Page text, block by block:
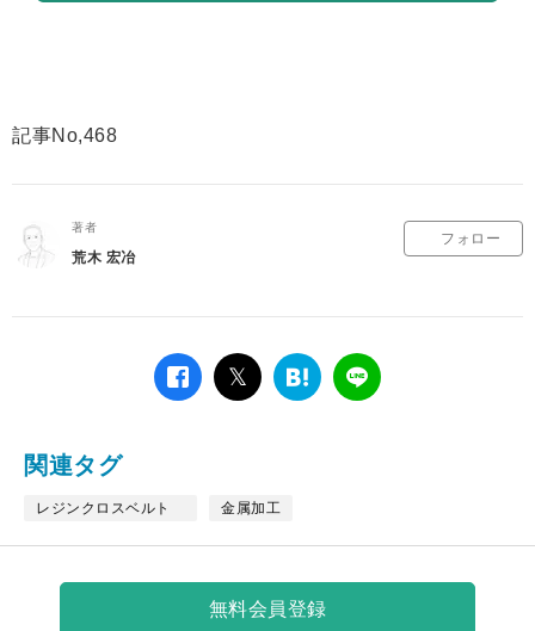
記事No,468
著者
荒木 宏冶
フォロー
facebook
twitterは
ー
ク
LINE
関連タグ
レジンクロスベルト 金属加工
無料会員登録